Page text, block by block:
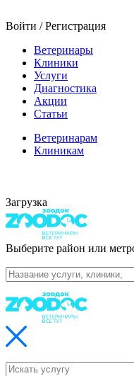
Войти / Регистрация
Ветеринары
Клиники
Услуги
Диагностика
Акции
Статьи
Ветеринарам
Клиникам
Загрузка
Выберите район или